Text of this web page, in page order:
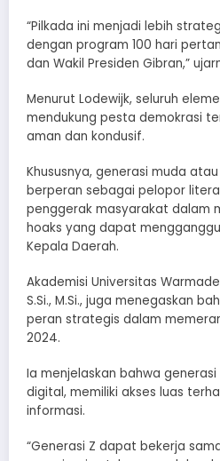
“Pilkada ini menjadi lebih
dengan program 100 hari
dan Wakil Presiden Gibran,”
Menurut Lodewijk, seluruh
mendukung pesta demokrasi
aman dan kondusif.
Khususnya, generasi muda
berperan sebagai pelopor
penggerak masyarakat dalam
hoaks yang dapat
Kepala Daerah.
Akademisi Universitas
S.Si., M.Si., juga menegaskan
peran strategis dalam
2024.
Ia menjelaskan bahwa
digital, memiliki akses luas
informasi.
“Generasi Z dapat bekerja